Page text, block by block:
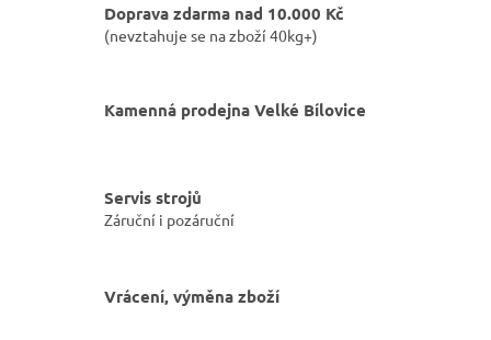
Doprava zdarma nad 10.000 Kč
(nevztahuje se na zboží 40kg+)
Kamenná prodejna Velké Bílovice
Servis strojů
Záruční i pozáruční
Vrácení, výměna zboží